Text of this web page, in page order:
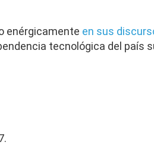
enérgicamente en sus
tecnológica del país